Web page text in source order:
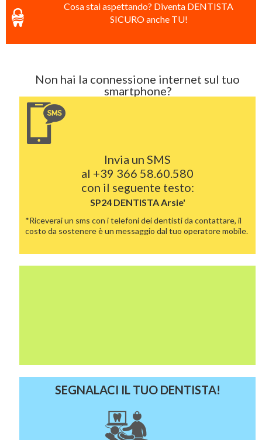
Cosa stai aspettando? Diventa DENTISTA
SICURO anche TU!
Non hai la connessione internet sul tuo
smartphone?
Invia un SMS
al +39 366 58.60.580
con il seguente testo:
SP24 DENTISTAArsie'
*Riceverai un sms con i telefoni dei dentisti da contattare, il
costo da sostenere è un messaggio dal tuo operatore mobile.
SEGNALACI IL TUO DENTISTA!